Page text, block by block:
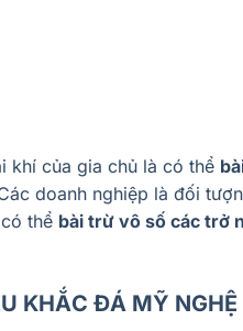
khí của gia chủ là có thể
doanh nghiệp là đối
thể bài trừ vô số các trở
KHẮC ĐÁ MỸ NGHỆ